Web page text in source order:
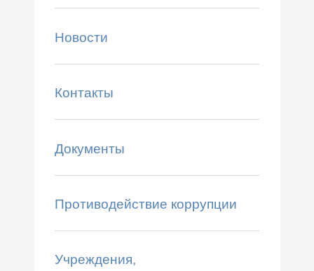
Новости
Контакты
Документы
Противодействие коррупции
Учреждения,